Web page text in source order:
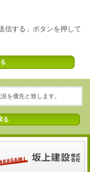
置き、個人情報の保護に
用目的やお問い合わせ窓
で提供・登録いただきま
ただいた目的の範囲内で
合を除き、事前の同意な
とはいたしません。
信する」ボタンを押して
を優先と致します。
る